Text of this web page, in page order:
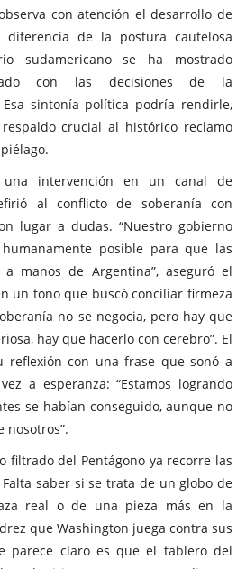
con atención el desarrollo de
diferencia de la postura cautelosa
sudamericano se ha mostrado
con las decisiones de la
sintonía política podría rendirle,
crucial al histórico reclamo
una intervención en un canal de
al conflicto de soberanía con
lugar a dudas. “Nuestro gobierno
posible para que las
manos de Argentina”, aseguró el
un tono que buscó conciliar firmeza
no se negocia, pero hay que
hay que hacerlo con cerebro”. El
reflexión con una frase que sonó a
a esperanza: “Estamos logrando
se habían conseguido, aunque no
nosotros”.
filtrado del Pentágono ya recorre las
saber si se trata de un globo de
real o de una pieza más en la
que Washington juega contra sus
parece claro es que el tablero del